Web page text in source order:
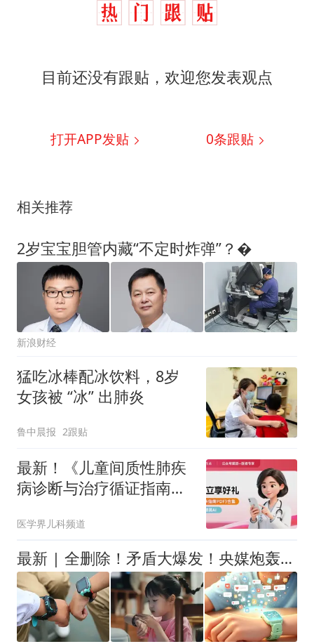
目前还没有跟贴，欢迎您发表观点
打开APP发贴 0条跟贴
相关推荐
2岁宝宝胆管内藏“不定时炸弹”？�
新浪财经
猛吃冰棒配冰饮料，8岁
女孩被 “冰” 出肺炎
鲁中晨报 2跟贴
最新！《儿童间质性肺疾
病诊断与治疗循证指南
医学界儿科频道
最新 | 全删除！矛盾大爆发！央媒炮轰！网友吵翻！